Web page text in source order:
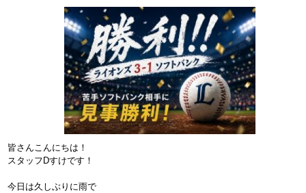
皆さんこんにちは！
スタッフDすけです！
今日は久しぶりに雨で